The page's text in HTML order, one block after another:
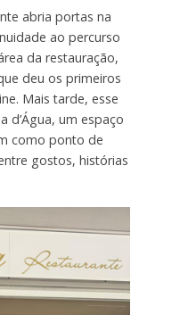
abria portas na
ao percurso
da restauração,
deu os primeiros
Mais tarde, esse
d’Água, um espaço
como ponto de
gostos, histórias